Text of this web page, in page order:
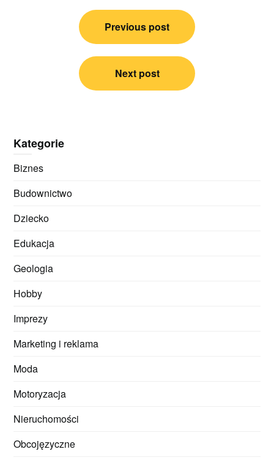
Nawigacja
Previous post
Next post
Kategorie
Biznes
Budownictwo
Dziecko
Edukacja
Geologia
Hobby
Imprezy
Marketing i reklama
Moda
Motoryzacja
Nieruchomości
Obcojęzyczne